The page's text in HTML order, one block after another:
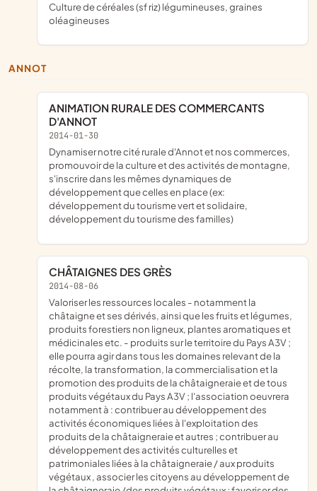
Culture de céréales (sf riz) légumineuses, graines
oléagineuses
ANNOT
ANIMATION RURALE DES COMMERCANTS
D'ANNOT
2014-01-30
dynamiser notre cité rurale d'Annot et nos commerces,
promouvoir de la culture et des activités de montagne,
s'inscrire dans les mêmes dynamiques de
développement que celles en place (ex:
développement du tourisme vert et solidaire,
développement du tourisme des familles)
CHÂTAIGNES DES GRÈS
2014-08-06
valoriser les ressources locales - notamment la
châtaigne et ses dérivés, ainsi que les fruits et légumes,
produits forestiers non ligneux, plantes aromatiques et
médicinales etc. - produits sur le territoire du Pays A3V ;
elle pourra agir dans tous les domaines relevant de la
récolte, la transformation, la commercialisation et la
promotion des produits de la châtaigneraie et de tous
produits végétaux du Pays A3V ; l'association oeuvrera
notamment à : contribuer au développement des
activités économiques liées à l'exploitation des
produits de la châtaigneraie et autres ; contribuer au
développement des activités culturelles et
patrimoniales liées à la châtaigneraie / aux produits
végétaux , associer les citoyens au développement de